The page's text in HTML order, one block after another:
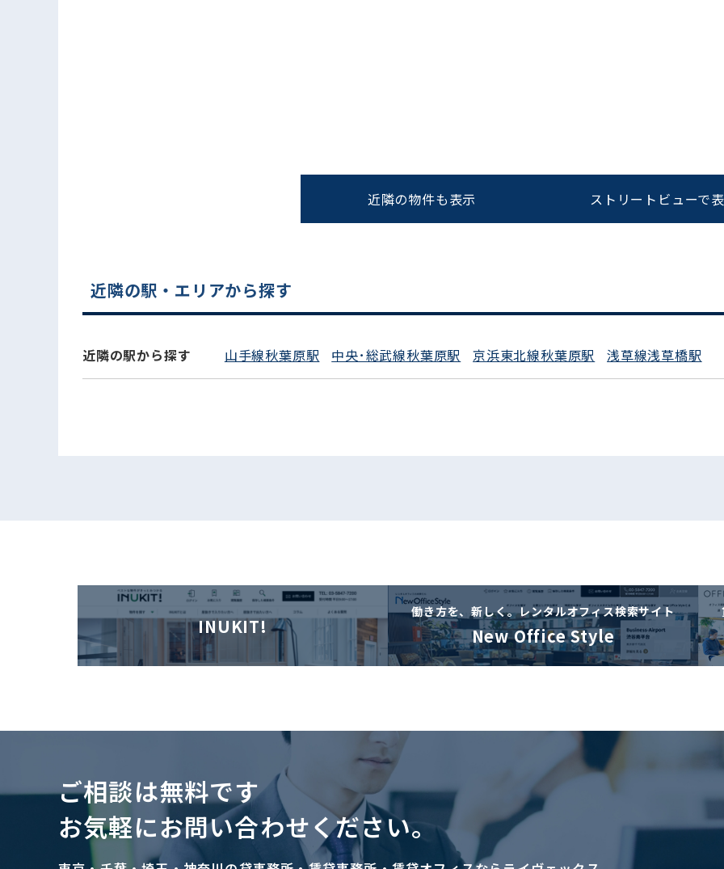
近隣の物件も表示 ストリートビューで
近隣の駅・エリアから探す
近隣の駅から探す 山手線秋葉原駅 中央･総武線秋葉原駅 京浜東北線秋葉原駅 浅草線浅草橋駅
INUKIT!
働き方を、新しく。レンタルオフィス検索サイト
New Office Style
ご相談は無料です
お気軽にお問い合わせください。